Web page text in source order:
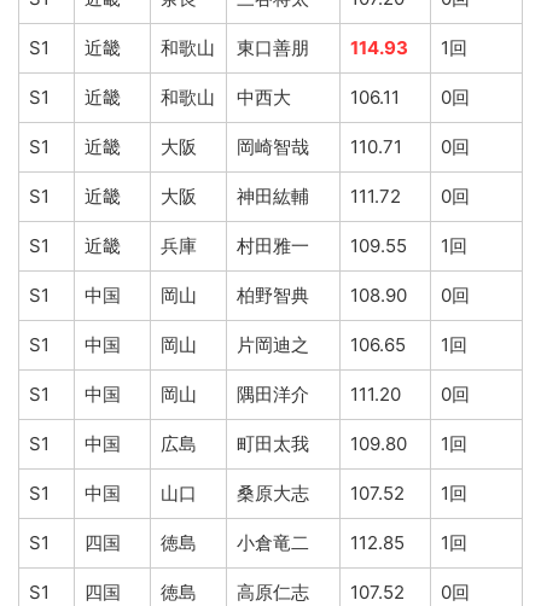
S1 近畿 和歌山 東口善朋 114.93 1回
S1 近畿 和歌山 中西大 106.11 0回
S1 近畿 大阪 岡崎智哉 110.71 0回
S1 近畿 大阪 神田紘輔 111.72 0回
S1 近畿 兵庫 村田雅一 109.55 1回
S1 中国 岡山 柏野智典 108.90 0回
S1 中国 岡山 片岡迪之 106.65 1回
S1 中国 岡山 隅田洋介 111.20 0回
S1 中国 広島 町田太我 109.80 1回
S1 中国 山口 桑原大志 107.52 1回
S1 四国 徳島 小倉竜二 112.85 1回
S1 四国 徳島 高原仁志 107.52 0回